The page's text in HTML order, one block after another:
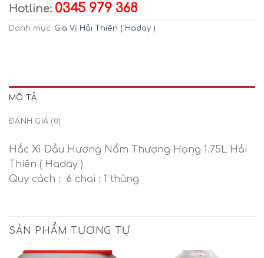
Hotline: 0345 979 368
Danh mục: Gia Vị Hải Thiên ( Haday )
MÔ TẢ
ĐÁNH GIÁ (0)
Hắc Xì Dầu Hương Nấm Thượng Hạng 1.75L Hải
Thiên ( Haday )
Quy cách : 6 chai : 1 thùng
SẢN PHẨM TƯƠNG TỰ